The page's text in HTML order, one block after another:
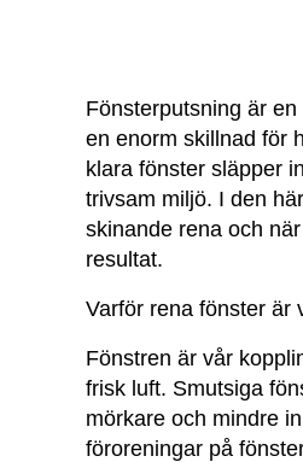
Fönsterputsning är
en enorm skillnad för
klara fönster släpper
trivsam miljö. I den
skinande rena och
resultat.
Varför rena fönster är
Fönstren är vår
frisk luft. Smutsiga
mörkare och mindre
föroreningar på